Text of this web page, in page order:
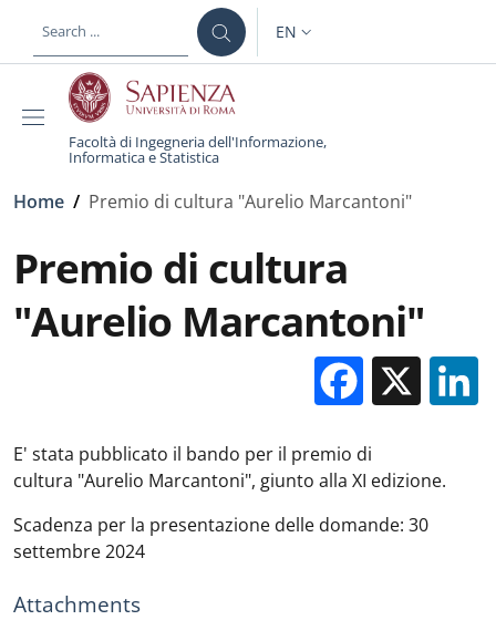
LANGUAGE SWITCHER:
EN
Facoltà di Ingegneria dell'Informazione,
Informatica e Statistica
Breadcrumb
Home / Premio di cultura "Aurelio Marcantoni"
Premio di cultura
"Aurelio Marcantoni"
X
E' stata pubblicato il bando per il premio di
cultura "Aurelio Marcantoni", giunto alla XI edizione.
Scadenza per la presentazione delle domande: 30
settembre 2024
Attachments